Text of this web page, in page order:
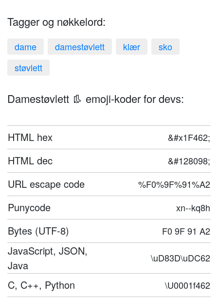
Tagger og nøkkelord:
dame damestøvlett klær
sko
støvlett
Damestøvlett 👢 emoji-koder for devs:
HTML hex &#x1F462;
HTML dec &#128098;
URL escape code %F0%9F%91%A2
Punycode xn--kq8h
Bytes (UTF-8) F0 9F 91 A2
JavaScript, JSON,
Java
\uD83D\uDC62
C, C++, Python \U0001f462